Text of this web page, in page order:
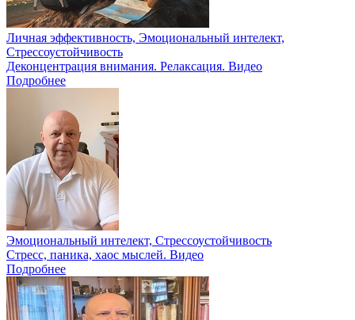
Личная эффективность, Эмоциональный интелект,
Стрессоустойчивость
Деконцентрация внимания. Релаксация. Видео
Подробнее
Эмоциональный интелект, Стрессоустойчивость
Стресс, паника, хаос мыслей. Видео
Подробнее